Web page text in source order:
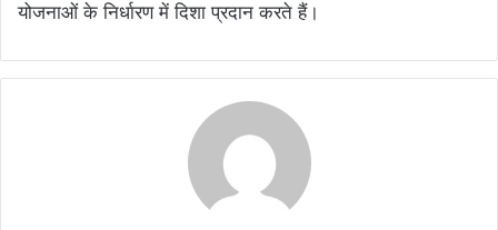
योजनाओं के निर्धारण में दिशा प्रदान करते हैं।